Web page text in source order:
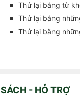
Thử lại bằng từ
Thử lại bằng
Thử lại bằng
- HỖ TRỢ